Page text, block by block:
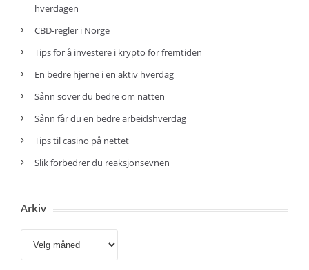
hverdagen
CBD-regler i Norge
Tips for å investere i krypto for fremtiden
En bedre hjerne i en aktiv hverdag
Sånn sover du bedre om natten
Sånn får du en bedre arbeidshverdag
Tips til casino på nettet
Slik forbedrer du reaksjonsevnen
Arkiv